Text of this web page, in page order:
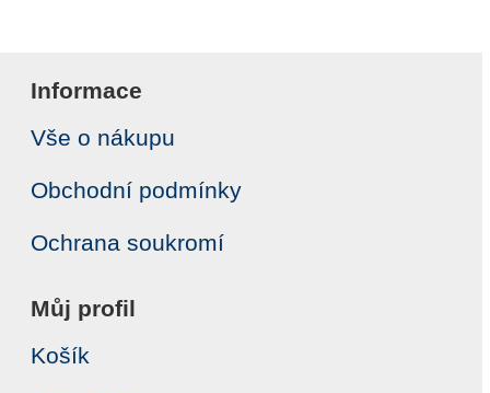
Informace
Vše o nákupu
Obchodní podmínky
Ochrana soukromí
Můj profil
Košík